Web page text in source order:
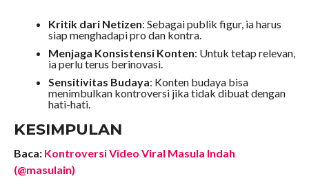
Kritik dari Netizen: Sebagai publik figur, ia harus
siap menghadapi pro dan kontra.
Menjaga Konsistensi Konten: Untuk tetap relevan,
ia perlu terus berinovasi.
Sensitivitas Budaya: Konten budaya bisa
menimbulkan kontroversi jika tidak dibuat dengan
hati-hati.
KESIMPULAN
Baca: Kontroversi Video Viral Masula Indah
(@masulain)